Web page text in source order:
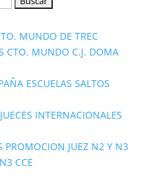
MUNDO DE TREC
CTO. MUNDO C.J. DOMA
ESCUELAS SALTOS
INTERNACIONALES
PROMOCION JUEZ N2 Y N3
CCE